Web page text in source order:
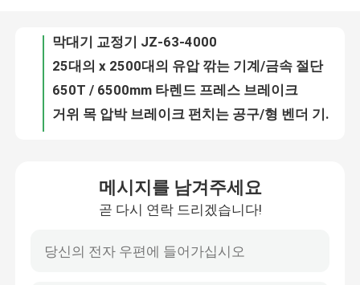
문의하기
뉴스
구부리는 형은/공도 난간 제조 공구의 브레이크 장식새김을 누릅니다
20mm의 축 플런저 펌프를 가진 600mm 강철 플레이트 유압 깎는 기계
피침형 스톨 프레스 브레이크 도구
수압 압축 브레이크 툴링 다이 / 펀칭 곰팡이
메시지를 남겨주세요
곧 다시 연락 드리겠습니다!